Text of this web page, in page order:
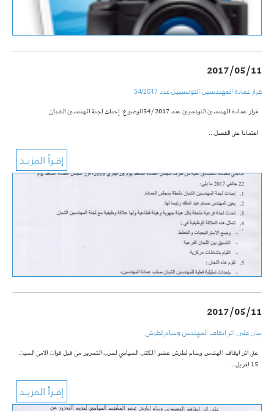
2017/05/11
قرار عمادة المهندسين التونسيين عدد 54/2017
قرار عمادة المهندسين التونسيين عدد 54/2017 الموضوع: إحداث لجنة المهندسين الشبان
اعتمادا على الفصل…
2017/05/11
بيان على اثر ايقاف المهندس وسام لطرش
على اثر ايقاف المهندس وسام لطرش عضو المكتب السياسي لحزب التحرير من قبل قوات الامن السبت
15 افريل…